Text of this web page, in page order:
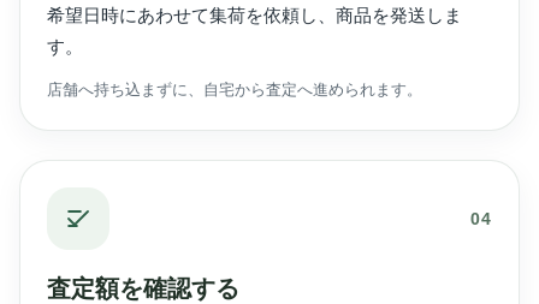
希望日時にあわせて集荷を依頼し、商品を発送しま
す。
店舗へ持ち込まずに、自宅から査定へ進められます。
04
査定額を確認する